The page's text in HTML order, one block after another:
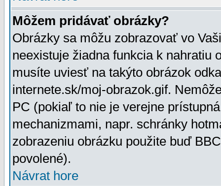
Môžem pridávať obrázky?
Obrázky sa môžu zobrazovať vo
neexistuje žiadna funkcia k nahratiu
musíte uviesť na takýto obrázok
internete.sk/moj-obrazok.gif.
PC (pokiaľ to nie je verejne
mechanizmami, napr. schránky
zobrazeniu obrázku použite buď
povolené).
Návrat hore